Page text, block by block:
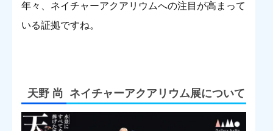
年々、ネイチャーアクアリウムへの注目が高まって
いる証拠ですね。
天野 尚 ネイチャーアクアリウム展について